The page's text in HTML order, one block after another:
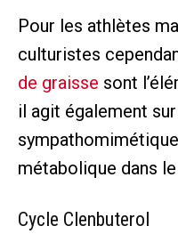
Pour les athlètes
culturistes
de graisse sont
il agit également
métabolique dans
Cycle Clenbuterol